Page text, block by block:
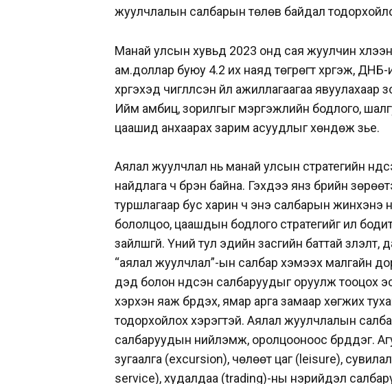
жуулчлалын салбарын төлөв байдал
Манай улсын хувьд 2023 онд сая жуулчин
ам.доллар буюу 4.2 их наяд төгрөгт хүргэж,
хүргэхэд чиглүүлсэн үйл ажиллагаагаа
Ийм амбиц, зорилгыг мэргэжлийн бодлого,
цаашид анхаарах зарим асуудлыг хөндөж үзье.
Аялал жуулчлал нь манай улсын стратегийн
найдлага ч бүрэн байна. Гэхдээ янз бүрийн
туршлагаар бус харин ч энэ салбарын
бололцоо, цаашдын бодлого стратегийг илүү
зайлшгүй. Үүний тул эдийн засгийн баттай
“аялал жуулчлал”-ын салбар хэмээх малгайн
дэд болон үндсэн салбаруудыг оруулж тооцох
хэрхэн яаж бүрдэх, ямар арга замаар хөгжих
тодорхойлох хэрэгтэй. Аялал жуулчлалын
салбаруудын нийлэмж, оролцооноос бүрддэг.
зугаалга (excursion), чөлөөт цаг (leisure),
service), худалдаа (trading)-ны нэрийдэл